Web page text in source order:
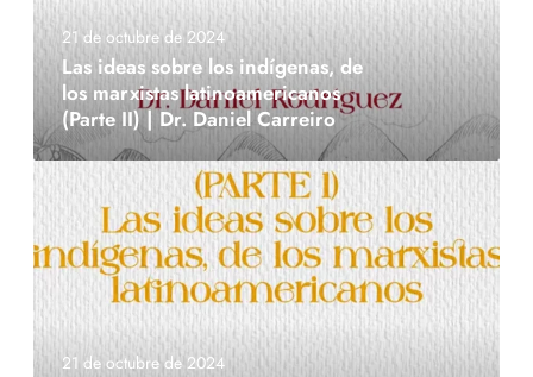
21 de octubre de 2024
Las ideas sobre los indígenas, de
los marxistas latinoamericanos
(Parte II) | Dr. Daniel Carreiro
21 de octubre de 2024